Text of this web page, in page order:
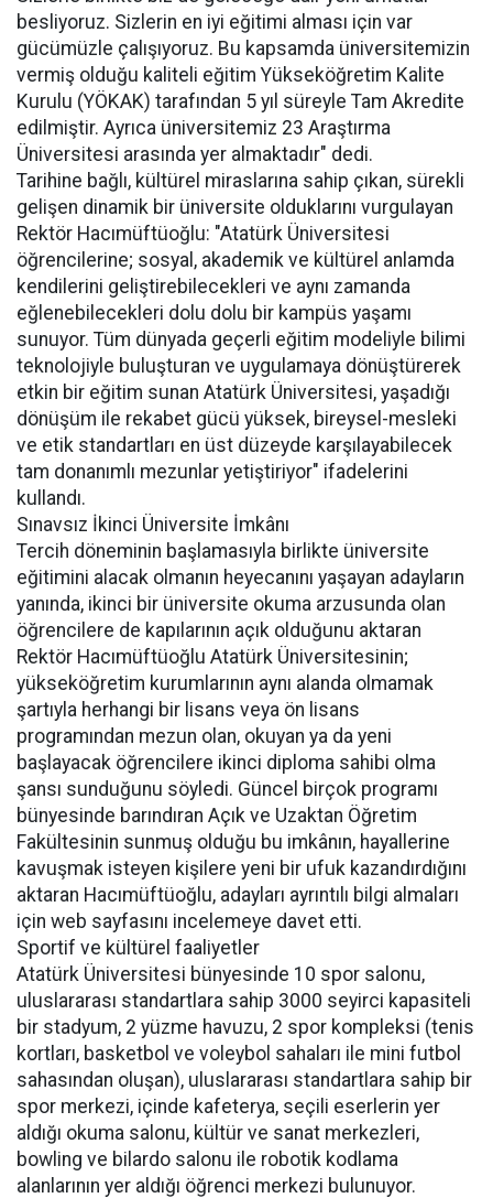
besliyoruz. Sizlerin en iyi eğitimi alması için var
gücümüzle çalışıyoruz. Bu kapsamda üniversitemizin
vermiş olduğu kaliteli eğitim Yükseköğretim Kalite
Kurulu (YÖKAK) tarafından 5 yıl süreyle Tam Akredite
edilmiştir. Ayrıca üniversitemiz 23 Araştırma
Üniversitesi arasında yer almaktadır" dedi.
Tarihine bağlı, kültürel miraslarına sahip çıkan, sürekli
gelişen dinamik bir üniversite olduklarını vurgulayan
Rektör Hacımüftüoğlu: "Atatürk Üniversitesi
öğrencilerine; sosyal, akademik ve kültürel anlamda
kendilerini geliştirebilecekleri ve aynı zamanda
eğlenebilecekleri dolu dolu bir kampüs yaşamı
sunuyor. Tüm dünyada geçerli eğitim modeliyle bilimi
teknolojiyle buluşturan ve uygulamaya dönüştürerek
etkin bir eğitim sunan Atatürk Üniversitesi, yaşadığı
dönüşüm ile rekabet gücü yüksek, bireysel-mesleki
ve etik standartları en üst düzeyde karşılayabilecek
tam donanımlı mezunlar yetiştiriyor" ifadelerini
kullandı.
Sınavsız İkinci Üniversite İmkânı
Tercih döneminin başlamasıyla birlikte üniversite
eğitimini alacak olmanın heyecanını yaşayan adayların
yanında, ikinci bir üniversite okuma arzusunda olan
öğrencilere de kapılarının açık olduğunu aktaran
Rektör Hacımüftüoğlu Atatürk Üniversitesinin;
yükseköğretim kurumlarının aynı alanda olmamak
şartıyla herhangi bir lisans veya ön lisans
programından mezun olan, okuyan ya da yeni
başlayacak öğrencilere ikinci diploma sahibi olma
şansı sunduğunu söyledi. Güncel birçok programı
bünyesinde barındıran Açık ve Uzaktan Öğretim
Fakültesinin sunmuş olduğu bu imkânın, hayallerine
kavuşmak isteyen kişilere yeni bir ufuk kazandırdığını
aktaran Hacımüftüoğlu, adayları ayrıntılı bilgi almaları
için web sayfasını incelemeye davet etti.
Sportif ve kültürel faaliyetler
Atatürk Üniversitesi bünyesinde 10 spor salonu,
uluslararası standartlara sahip 3000 seyirci kapasiteli
bir stadyum, 2 yüzme havuzu, 2 spor kompleksi (tenis
kortları, basketbol ve voleybol sahaları ile mini futbol
sahasından oluşan), uluslararası standartlara sahip bir
spor merkezi, içinde kafeterya, seçili eserlerin yer
aldığı okuma salonu, kültür ve sanat merkezleri,
bowling ve bilardo salonu ile robotik kodlama
alanlarının yer aldığı öğrenci merkezi bulunuyor.